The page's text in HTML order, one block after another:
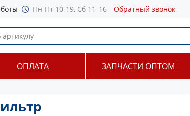
Пн-Пт 10-19, Сб 11-16 Обратный звонок
ОПЛАТА ЗАПЧАСТИ ОПТОМ